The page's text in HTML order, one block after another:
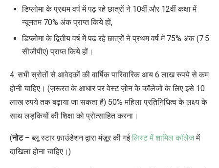
डिप्लोमा के प्रथम वर्ष में पढ़ रहे छात्रों ने 10वीं और 12वीं कक्षा में
न्यूनतम 70% अंक प्राप्त किये हों,
डिप्लोमा के द्वितीय वर्ष में पढ़ रहे छात्रों ने प्रथम वर्ष में 75% अंक (7.5
सीजीपीए) प्राप्त किये हों।
4. सभी स्रोतों से आवेदकों की वार्षिक पारिवारिक आय 6 लाख रुपये से कम
होनी चाहिए। (ज़रूरत के आधार पर वेस्ट ज़ोन के कॉलेजों के लिए इसे 10
लाख रुपये तक बढ़ाया जा सकता है) 50% महिला प्रतिनिधित्व के लक्ष्य के
साथ लड़कियों की शिक्षा को प्रोत्साहित करना।
(नोट – ब्लू स्टार फ़ाउंडेशन द्वारा मंज़ूर की गईलिस्ट में शामिल कॉलेजमें
दाखिला होना चाहिए। )